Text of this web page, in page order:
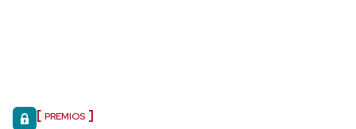
PREMIOS